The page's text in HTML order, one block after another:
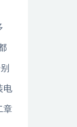
电
章